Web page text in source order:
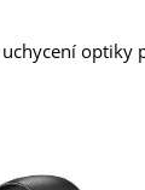
optiky